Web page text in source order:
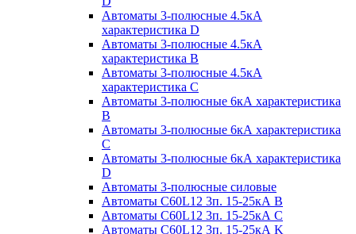
Автоматы 3-полюсные 4.5кА
характеристика D
Автоматы 3-полюсные 4.5кА
характеристика В
Автоматы 3-полюсные 4.5кА
характеристика С
Автоматы 3-полюсные 6кА характеристика
B
Автоматы 3-полюсные 6кА характеристика
C
Автоматы 3-полюсные 6кА характеристика
D
Автоматы 3-полюсные силовые
Автоматы C60L12 3п. 15-25кА B
Автоматы C60L12 3п. 15-25кА C
Автоматы C60L12 3п. 15-25кА K